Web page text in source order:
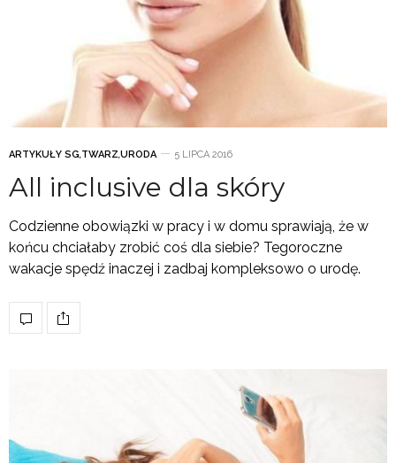
ARTYKUŁY SG,TWARZ,URODA 5 LIPCA 2016
All inclusive dla skóry
Codzienne obowiązki w pracy i w domu sprawiają, że w
końcu chciałaby zrobić coś dla siebie? Tegoroczne
wakacje spędź inaczej i zadbaj kompleksowo o urodę.